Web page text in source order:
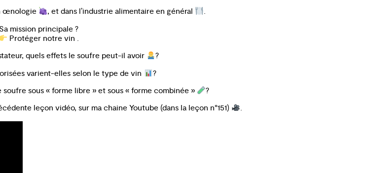
œnologie
, et dans l’industrie alimentaire en général
.
Sa mission principale ?
Protéger notre vin .
quels effets le soufre peut-il avoir
?
varient-elles selon le type de vin
?
sous « forme libre » et sous « forme combinée »
?
leçon vidéo, sur ma chaine Youtube (dans la leçon n°151)
.